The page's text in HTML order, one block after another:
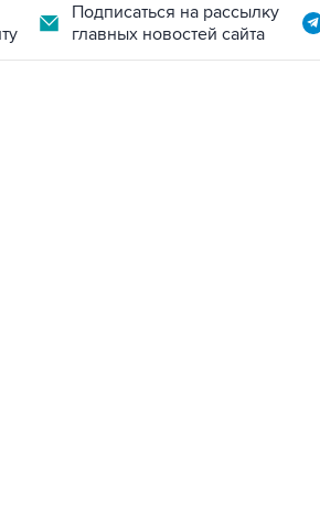
Подписаться на рассылку
главных новостей сайта